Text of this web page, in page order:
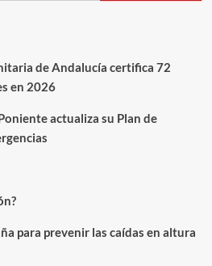
de Andalucía certifica 72
en 2026
actualiza su Plan de
para prevenir las caídas en altura